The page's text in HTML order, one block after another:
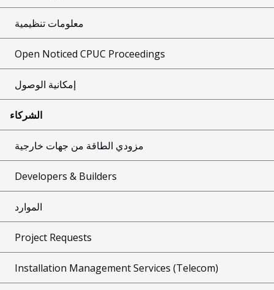
معلومات تنظيمية
Open Noticed CPUC Proceedings
إمكانية الوصول
الشركاء
مزودي الطاقة من جهات خارجية
Developers & Builders
الموارد
Project Requests
Installation Management Services (Telecom)